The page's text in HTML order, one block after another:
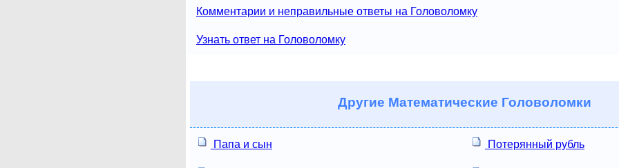
Комментарии и неправильные ответы на Головоломку
Узнать ответ на Головоломку
Другие Математические Головоломки
Папа и сын Потерянный рубль